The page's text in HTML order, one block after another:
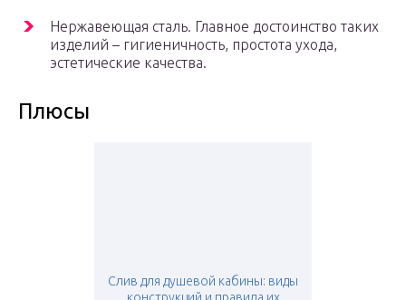
Нержавеющая сталь. Главное достоинство таких
изделий – гигиеничность, простота ухода,
эстетические качества.
Плюсы
Слив для душевой кабины: виды